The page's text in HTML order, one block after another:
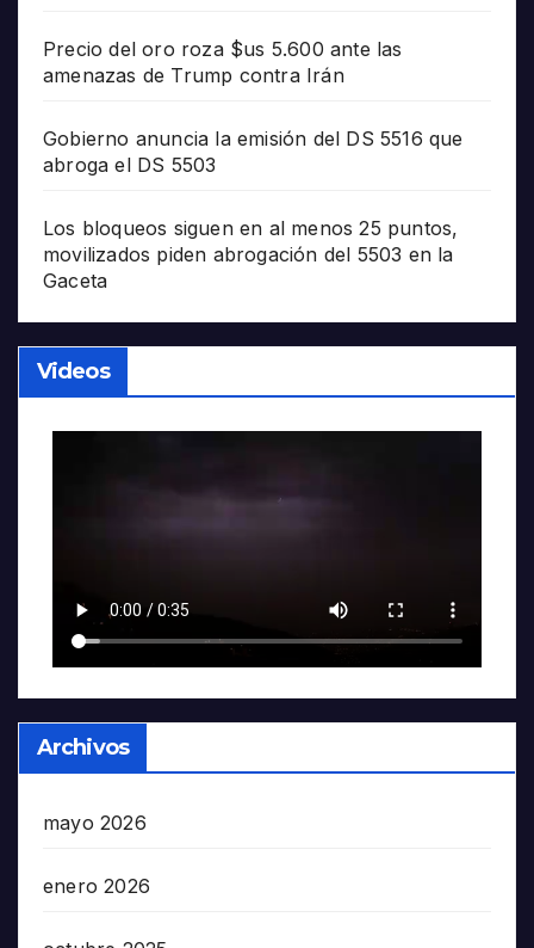
Precio del oro roza $us 5.600 ante las
amenazas de Trump contra Irán
Gobierno anuncia la emisión del DS 5516 que
abroga el DS 5503
Los bloqueos siguen en al menos 25 puntos,
movilizados piden abrogación del 5503 en la
Gaceta
Videos
Archivos
mayo 2026
enero 2026